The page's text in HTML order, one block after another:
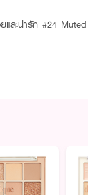
และน่ารัก #24